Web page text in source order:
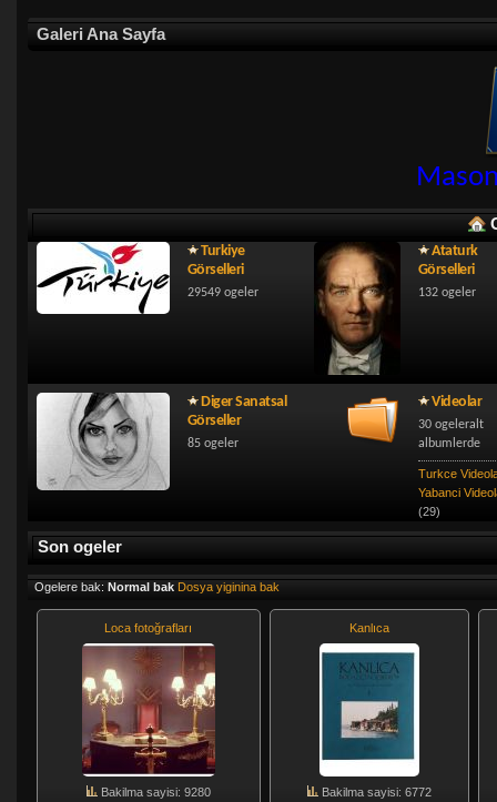
Galeri Ana Sayfa
Turkiye
Görselleri
29549 ogeler
Ataturk
Görselleri
132 ogeler
Diger Sanatsal
Görseller
85 ogeler
Videolar
30 ogeleralt
albumlerde
Turkce
Yabanci
(29)
Son ogeler
Ogelere bak: Normal bak Dosya yiginina bak
Loca fotoğrafları
Bakilma sayisi: 9280
Kanlıca
Bakilma sayisi: 6772